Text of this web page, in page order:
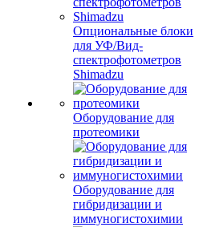
Опциональные блоки
для УФ/Вид-
спектрофотометров
Shimadzu
Оборудование для
протеомики
Оборудование для
гибридизации и
иммуногистохимии